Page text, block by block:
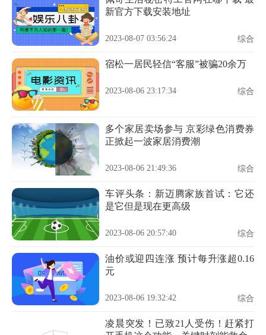
新官方下载安装地址
2023-08-07 03:56:24 综合
宿松一居民轻信“客服”被骗20余万
2023-08-06 23:17:34 综合
多个家居卖场参与 京彩绿色消费券
正掀起一波家居消费潮
2023-08-06 21:49:36 综合
车评头条：新迈腾家族首试：它还
是它但是现在更高级
2023-08-06 20:57:40 综合
油价或迎四连涨 预计每升涨超0.16
元
2023-08-06 19:32:42 综合
凌晨突发！已致21人受伤！赶紧打